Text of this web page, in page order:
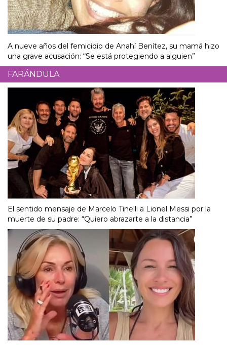
A nueve años del femicidio de Anahí Benítez, su mamá hizo
una grave acusación: “Se está protegiendo a alguien”
FARÁNDULA
El sentido mensaje de Marcelo Tinelli a Lionel Messi por la
muerte de su padre: “Quiero abrazarte a la distancia”